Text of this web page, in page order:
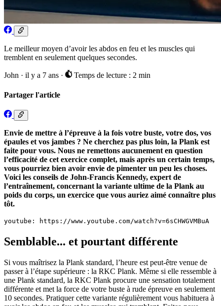
Le meilleur moyen d’avoir les abdos en feu et les muscles qui
tremblent en seulement quelques secondes.
John · il y a 7 ans · Temps de lecture : 2 min
Partager l'article
Envie de mettre à l’épreuve à la fois votre buste, votre dos, vos
épaules et vos jambes ? Ne cherchez pas plus loin, la Plank est
faite pour vous. Nous ne remettons aucunement en question
l’efficacité de cet exercice complet, mais après un certain temps,
vous pourriez bien avoir envie de pimenter un peu les choses.
Voici les conseils de John-Francis Kennedy, expert de
l’entraînement, concernant la variante ultime de la Plank au
poids du corps, un exercice que vous auriez aimé connaître plus
tôt.
youtube: https://www.youtube.com/watch?v=6sCHWGVMBuA
Semblable... et pourtant différente
Si vous maîtrisez la Plank standard, l’heure est peut-être venue de
passer à l’étape supérieure : la RKC Plank. Même si elle ressemble à
une Plank standard, la RKC Plank procure une sensation totalement
différente et met la force de votre buste à rude épreuve en seulement
10 secondes. Pratiquer cette variante régulièrement vous habituera à